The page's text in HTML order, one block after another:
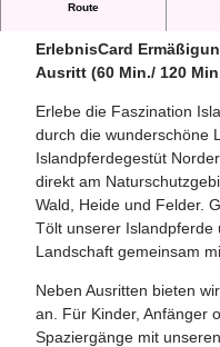
Route
Isländer erleben –
ErlebnisCard
Ausritt (60 Min./ 120
Erlebe die Faszination
durch die wunderschöne
Islandpferdegestüt
direkt am
Wald, Heide und Felder.
Tölt unserer Islandpferde
Landschaft gemeinsam
Neben Ausritten bieten
an. Für Kinder, Anfänger
Spaziergänge mit